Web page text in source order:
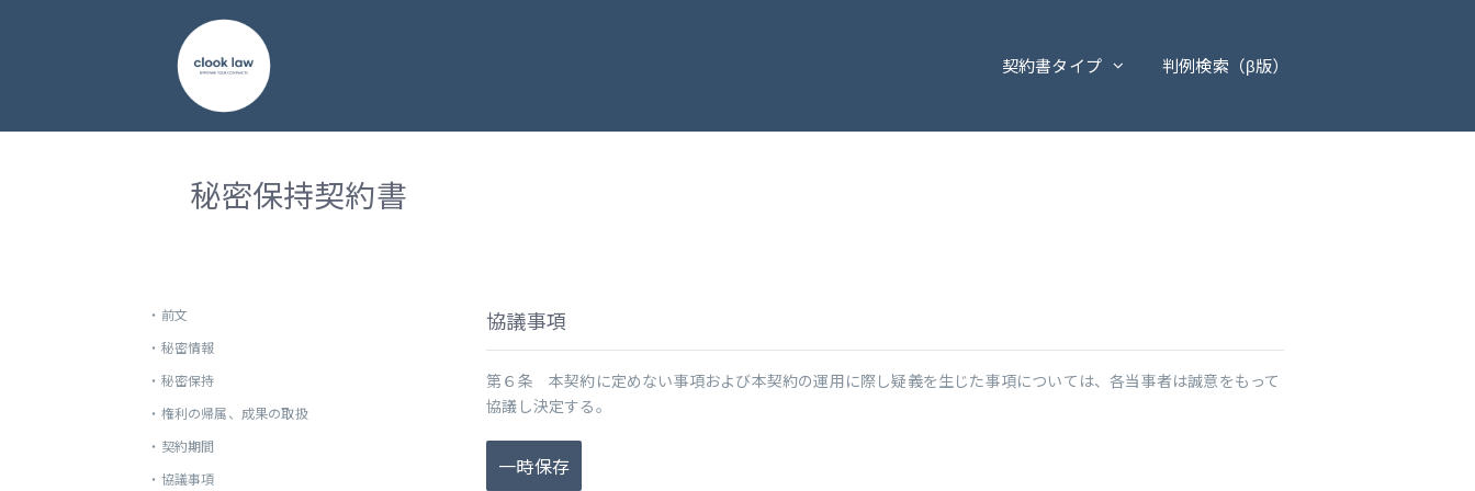
契約書タイプ 判例検索（β版）
秘密保持契約書
・ 前文
・ 秘密情報
・ 秘密保持
・ 権利の帰属、成果の取扱
・ 契約期間
・ 協議事項
協議事項
第６条 本契約に定めない事項および本契約の運用に際し疑義を生じた事項については、各当事者は誠意をもって
協議し決定する。
一時保存